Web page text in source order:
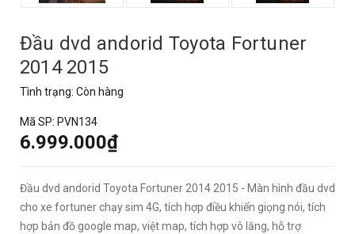
Đầu dvd andorid Toyota Fortuner
2014 2015
Tình trạng: Còn hàng
Mã SP: PVN134
6.999.000₫
Đầu dvd andorid Toyota Fortuner 2014 2015 - Màn hình đầu dvd
cho xe fortuner chạy sim 4G, tích hợp điều khiển giọng nói, tích
hợp bản đồ google map, việt map, tích hợp vô lăng, hỗ trợ